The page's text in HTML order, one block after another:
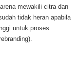
mewakili citra dan
tidak heran apabila
untuk proses